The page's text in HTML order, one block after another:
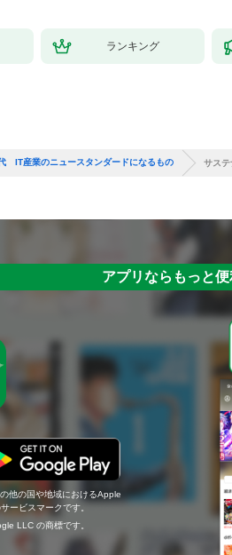
ランキング
IT産業のニュースタンダードになるもの サス
アプリならもっと便
他の国や地域におけるApple
ービスマークです。
LLC の商標です。